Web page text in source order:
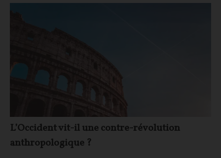
L’Occident vit-il une contre-révolution
anthropologique ?